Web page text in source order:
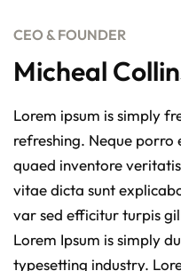
CEO & FOUNDER
Micheal
Lorem ipsum is simply
refreshing. Neque porro
quaed inventore
vitae dicta sunt
var sed efficitur turpis
Lorem Ipsum is simply
typesetting industry.